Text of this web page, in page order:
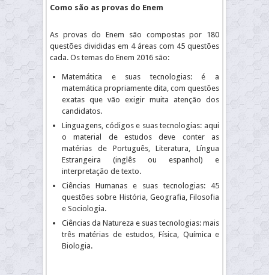
Como são as provas do Enem
As provas do Enem são compostas por 180
questões divididas em 4 áreas com 45 questões
cada. Os temas do Enem 2016 são:
Matemática e suas tecnologias: é a
matemática propriamente dita, com questões
exatas que vão exigir muita atenção dos
candidatos.
Linguagens, códigos e suas tecnologias: aqui
o material de estudos deve conter as
matérias de Português, Literatura, Língua
Estrangeira (inglês ou espanhol) e
interpretação de texto.
Ciências Humanas e suas tecnologias: 45
questões sobre História, Geografia, Filosofia
e Sociologia.
Ciências da Natureza e suas tecnologias: mais
três matérias de estudos, Física, Química e
Biologia.